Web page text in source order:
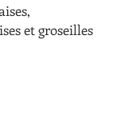
et groseilles